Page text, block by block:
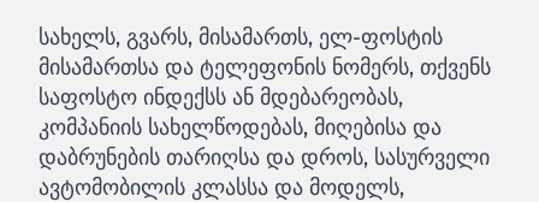
სახელს, გვარს, მისამართს, ელ-ფოსტის
მისამართსა და ტელეფონის ნომერს, თქვენს
საფოსტო ინდექსს ან მდებარეობას,
კომპანიის სახელწოდებას, მიღებისა და
დაბრუნების თარიღსა და დროს, სასურველი
ავტომობილის კლასსა და მოდელს,